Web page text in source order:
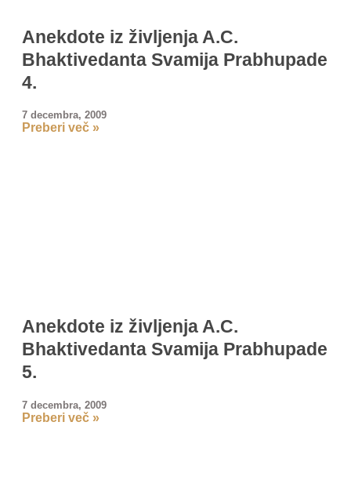
Anekdote iz življenja A.C.
Bhaktivedanta Svamija Prabhupade
4.
7 decembra, 2009
Preberi več »
Anekdote iz življenja A.C.
Bhaktivedanta Svamija Prabhupade
5.
7 decembra, 2009
Preberi več »